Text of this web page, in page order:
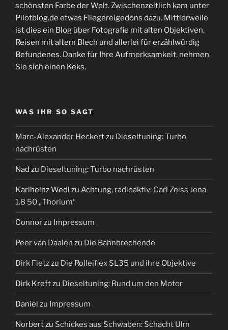
schönsten Farbe der Welt. Zwischenzeitlich kam unter
Pilotblog.de etwas Fliegereigedöns dazu. Mittlerweile
ist dies ein Blog über Fotografie mit alten Objektiven,
Reisen mit altem Blech und allerlei für erzählwürdig
Befundenes. Danke für Ihre Aufmerksamkeit, nehmen
Sie sich einen Keks.
WAS IHR SO SAGT
Marc-Alexander Heckertzu Dieseltuning: Turbo
nachrüsten
Nad zu Dieseltuning: Turbo nachrüsten
Karlheinz Wedl zu Achtung, radioaktiv: Carl Zeiss Jena
1.8 50 „Thorium“
Connorzu Impressum
Peer van Daalen zu Die Bahnbrechende
Dirk Fietzzu Die Rolleiflex SL35 und ihre Objektive
Dirk Kreftzu Dieseltuning: Rund um den Motor
Daniel zu Impressum
Norbertzu Schickes aus Schwaben: Schacht Ulm